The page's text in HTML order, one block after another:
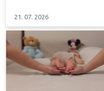
21. 07. 2026